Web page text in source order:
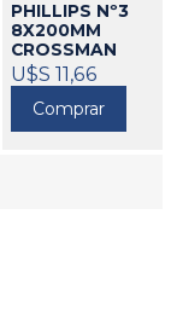
PHILLIPS Nº3
8X200MM
CROSSMAN
550038
U$S 11,66
Comprar